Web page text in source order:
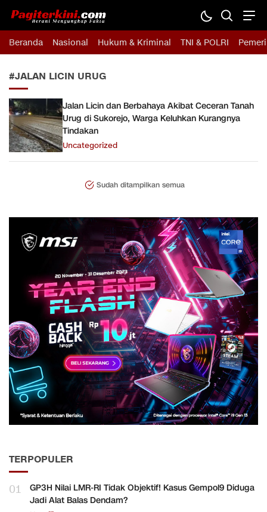
Pagiterkini.com
Berani Mengungkap Fakta
Beranda Nasional Hukum & Kriminal TNI & POLRI
#JALAN LICIN URUG
Jalan Licin dan Berbahaya Akibat Ceceran Tanah
Urug di Sukorejo, Warga Keluhkan Kurangnya
Tindakan
Uncategorized
Sudah ditampilkan semua
TERPOPULER
01
GP3H Nilai LMR-RI Tidak Objektif! Kasus Gempol9 Diduga
Jadi Alat Balas Dendam?